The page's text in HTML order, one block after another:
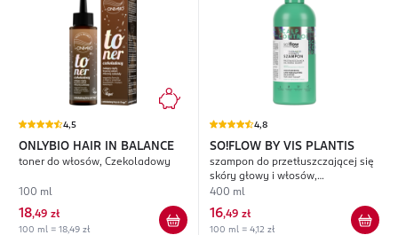
4,5
ONLYBIO HAIR IN BALANCE
toner do włosów, Czekoladowy
100 ml
18,49 zł
100 ml = 18,49 zł
4,8
SO!FLOW BY VIS PLANTIS
szampon do przetłuszczającej się
skóry głowy i włosów,
nawilżająco-regulujący
400 ml
16,49 zł
100 ml = 4,12 zł